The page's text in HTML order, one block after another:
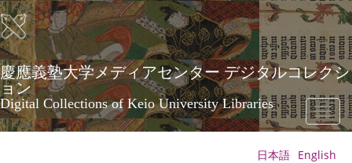
Skip
to
main
content
慶應義塾大学メディアセンター デジタルコレクシ
ョン
Digital Collections of Keio University Libraries
Toggle
日本語 English